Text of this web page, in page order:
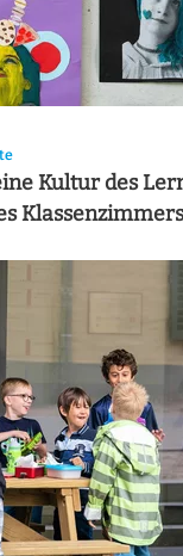
Kultur des
Klassenzimmers